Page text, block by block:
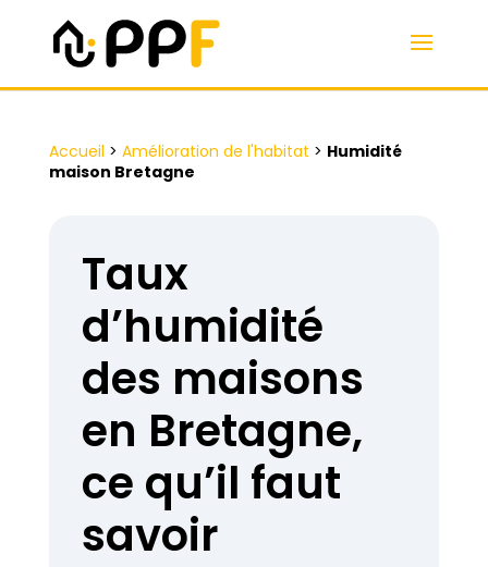
Accueil > Amélioration de l'habitat > Humidité
maison Bretagne
Taux
d’humidité
des maisons
en Bretagne,
ce qu’il faut
savoir